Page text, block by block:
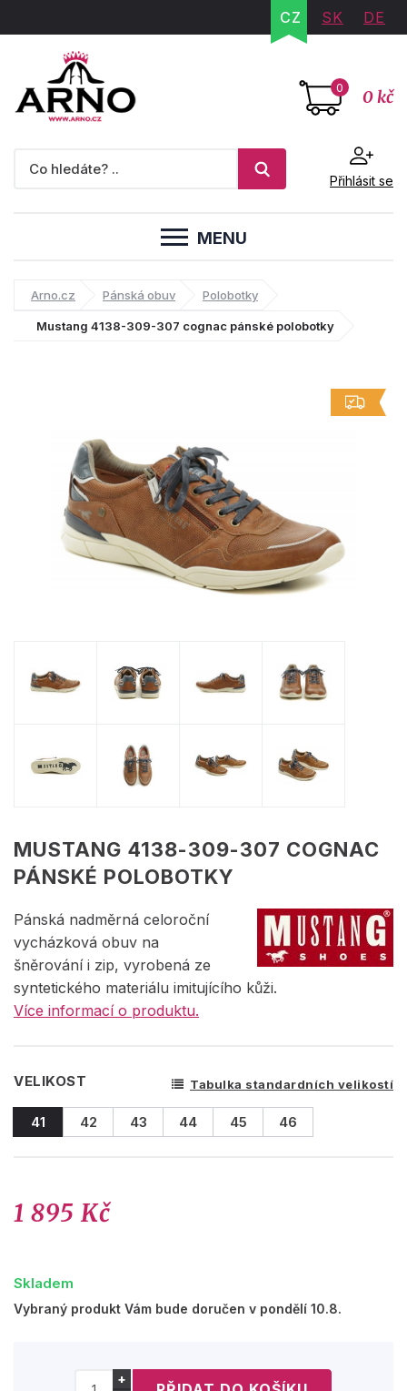
CZ SK DE
0 0 kč
Přihlásit se
MENU
Arno.cz Pánská obuv Polobotky
Mustang 4138-309-307 cognac pánské polobotky
MUSTANG 4138-309-307 COGNAC
PÁNSKÉ POLOBOTKY
Pánská nadměrná celoroční
vycházková obuv na
šněrování i zip, vyrobená ze
syntetického materiálu imitujícího kůži.
Více informací o produktu.
VELIKOST Tabulka standardních velikostí
41 42 43 44 45 46
1 895 Kč
Skladem
Vybraný produkt Vám bude doručen v pondělí 10.8.
+